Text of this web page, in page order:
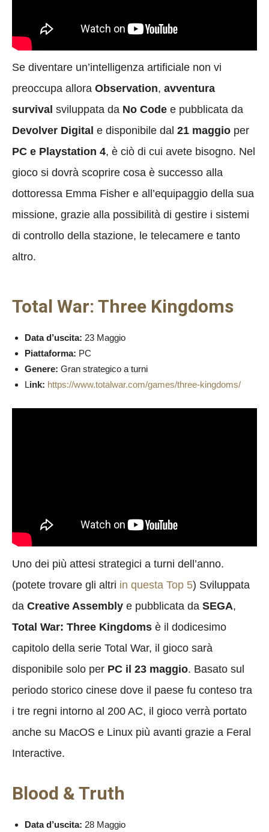
Se diventare un’intelligenza artificiale non vi
preoccupa allora Observation, avventura
survival sviluppata da No Code e pubblicata da
Devolver Digital e disponibile dal 21 maggio per
PC e Playstation 4, è ciò di cui avete bisogno. Nel
gioco si dovrà scoprire cosa è successo alla
dottoressa Emma Fisher e all’equipaggio della sua
missione, grazie alla possibilità di gestire i sistemi
di controllo della stazione, le telecamere e tanto
altro.
Total War: Three Kingdoms
Data d’uscita: 23 Maggio
Piattaforma: PC
Genere: Gran strategico a turni
Link: https://www.totalwar.com/games/three-kingdoms/
Uno dei più attesi strategici a turni dell’anno.
(potete trovare gli altri in questa Top 5) Sviluppata
da Creative Assembly e pubblicata da SEGA,
Total War: Three Kingdoms è il dodicesimo
capitolo della serie Total War, il gioco sarà
disponibile solo per PC il 23 maggio. Basato sul
periodo storico cinese dove il paese fu conteso tra
i tre regni intorno al 200 AC, il gioco verrà portato
anche su MacOS e Linux più avanti grazie a Feral
Interactive.
Blood & Truth
Data d’uscita: 28 Maggio